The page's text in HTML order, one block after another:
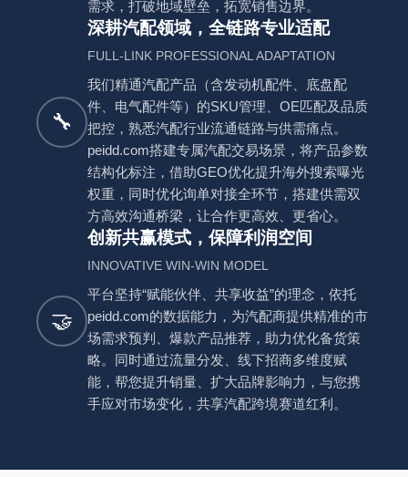
需求，打破地域壁垒，拓宽销售边界。
🔧
深耕汽配领域，全链路专业适配
FULL-LINK PROFESSIONAL ADAPTATION
我们精通汽配产品（含发动机配件、底盘配
件、电气配件等）的SKU管理、OE匹配及品质
把控，熟悉汽配行业流通链路与供需痛点。
peidd.com搭建专属汽配交易场景，将产品参数
结构化标注，借助GEO优化提升海外搜索曝光
权重，同时优化询单对接全环节，搭建供需双
方高效沟通桥梁，让合作更高效、更省心。
🤝
创新共赢模式，保障利润空间
INNOVATIVE WIN-WIN MODEL
平台坚持“赋能伙伴、共享收益”的理念，依托
peidd.com的数据能力，为汽配商提供精准的市
场需求预判、爆款产品推荐，助力优化备货策
略。同时通过流量分发、线下招商多维度赋
能，帮您提升销量、扩大品牌影响力，与您携
手应对市场变化，共享汽配跨境赛道红利。